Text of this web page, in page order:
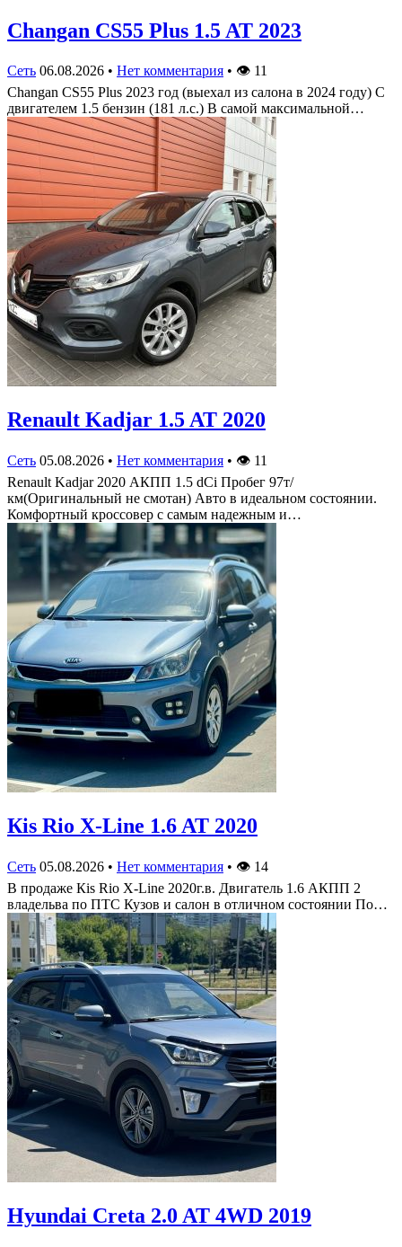
Changan CS55 Plus 1.5 AT 2023
Сеть 06.08.2026 • Нет комментария • 👁 11
Changan CS55 Plus 2023 год (выехал из салона в 2024 году) С
двигателем 1.5 бензин (181 л.с.) В самой максимальной…
Renault Kadjar 1.5 AT 2020
Сеть 05.08.2026 • Нет комментария • 👁 11
Renault Kadjar 2020 АКПП 1.5 dCi Пробег 97т/
км(Оригинальный не смотан) Авто в идеальном состоянии.
Комфортный кроссовер с самым надежным и…
Кis Rio X-Line 1.6 AT 2020
Сеть 05.08.2026 • Нет комментария • 👁 14
В продаже Кis Rio X-Line 2020г.в. Двигатель 1.6 АКПП 2
владельва по ПТС Кузов и салон в отличном состоянии По…
Hyundai Creta 2.0 AT 4WD 2019